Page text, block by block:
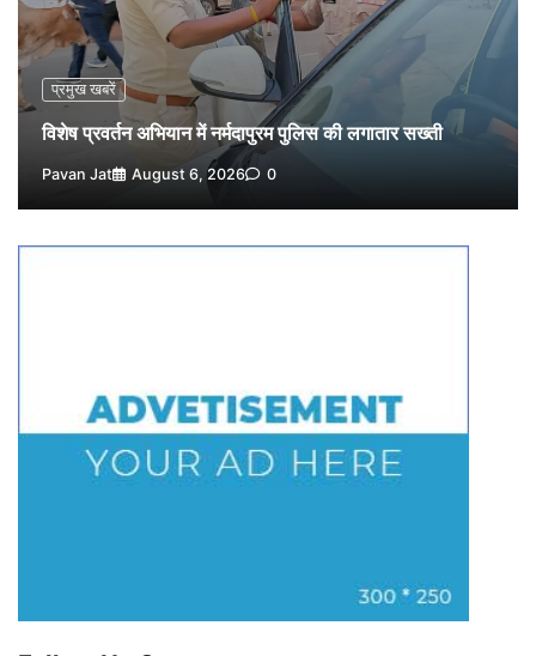
4 Pavan Jat August 5, 2026
5
विशेष प्रवर्तन अभियान में नर्मदापुरम पुलिस की सख्त कार्रवाई
Pavan Jat August 5, 2026
प्रमुख खबरें
विशेष प्रवर्तन अभियान में नर्मदापुरम पुलिस की लगातार सख्ती
Pavan Jat August 6, 2026 0